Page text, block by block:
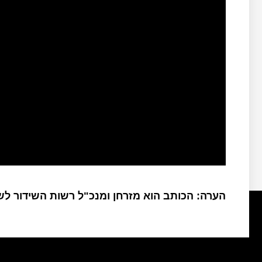
הערה: הכותב הוא מזרחן ומנכ"ל רשות השידור